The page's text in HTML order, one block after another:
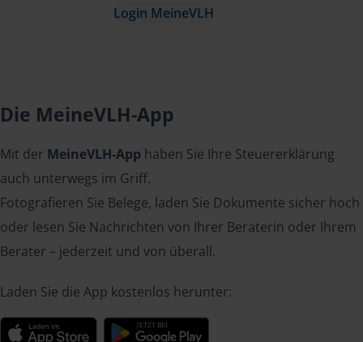
Login MeineVLH
Die MeineVLH-App
Mit der MeineVLH-App haben Sie Ihre Steuererklärung
auch unterwegs im Griff.
Fotografieren Sie Belege, laden Sie Dokumente sicher hoch
oder lesen Sie Nachrichten von Ihrer Beraterin oder Ihrem
Berater – jederzeit und von überall.
Laden Sie die App kostenlos herunter: